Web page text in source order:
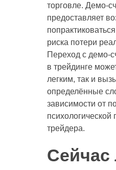
торговле. Демо-
предоставляет
риска потери
Переход с демо-
в трейдинге
легким, так и
определённые
зависимости от
психологической
трейдера.
Сейчас